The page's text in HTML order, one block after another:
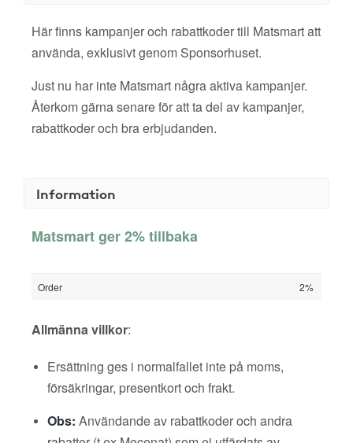
Här finns kampanjer och rabattkoder till Matsmart att
använda, exklusivt genom Sponsorhuset.
Just nu har inte Matsmart några aktiva kampanjer.
Återkom gärna senare för att ta del av kampanjer,
rabattkoder och bra erbjudanden.
Information
Matsmart ger 2% tillbaka
Order 2%
Allmänna villkor:
Ersättning ges i normalfallet inte på moms,
försäkringar, presentkort och frakt.
Obs: Användande av rabattkoder och andra